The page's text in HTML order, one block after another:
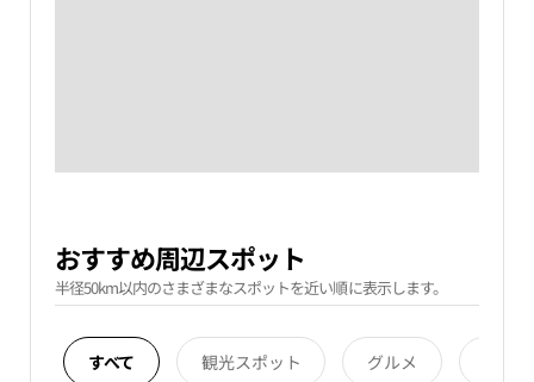
おすすめ周辺スポット
半径50km以内のさまざまなスポットを近い順に表示します。
すべて 観光スポット グルメ